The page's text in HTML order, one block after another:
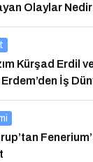
Olaylar
Kürşad Erdil
İş